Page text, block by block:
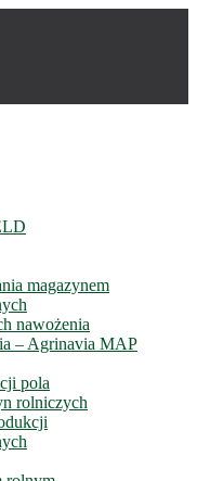
magazynem
nawożenia
– Agrinavia MAP
pola
rolniczych